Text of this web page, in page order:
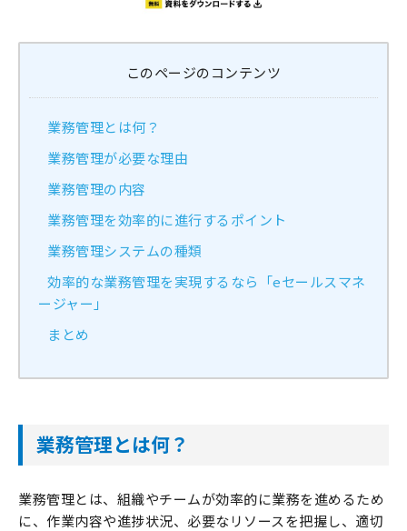
このページのコンテンツ
業務管理とは何？
業務管理が必要な理由
業務管理の内容
業務管理を効率的に進行するポイント
業務管理システムの種類
効率的な業務管理を実現するなら「eセールスマネ
ージャー」
まとめ
業務管理とは何？
業務管理とは、組織やチームが効率的に業務を進めるため
に、作業内容や進捗状況、必要なリソースを把握し、適切